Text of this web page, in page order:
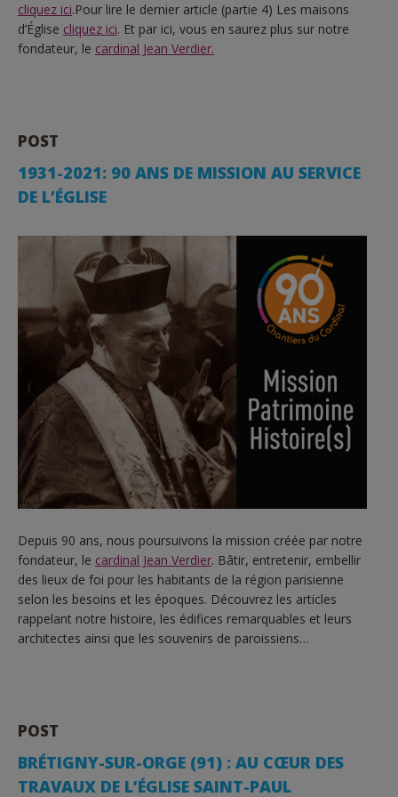
cliquez ici.Pour lire le dernier article (partie 4) Les maisons
d’Église cliquez ici. Et par ici, vous en saurez plus sur notre
fondateur, le cardinal Jean Verdier.
POST
1931-2021: 90 ANS DE MISSION AU SERVICE
DE L’ÉGLISE
Depuis 90 ans, nous poursuivons la mission créée par notre
fondateur, le cardinal Jean Verdier. Bâtir, entretenir, embellir
des lieux de foi pour les habitants de la région parisienne
selon les besoins et les époques. Découvrez les articles
rappelant notre histoire, les édifices remarquables et leurs
architectes ainsi que les souvenirs de paroissiens…
POST
BRÉTIGNY-SUR-ORGE (91) : AU CŒUR DES
TRAVAUX DE L’ÉGLISE SAINT-PAUL